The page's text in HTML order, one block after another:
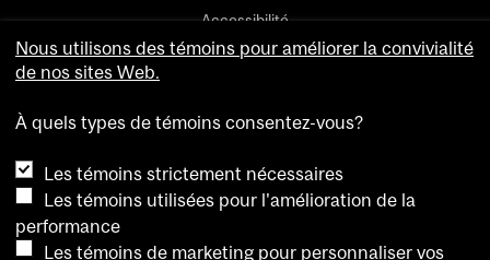
Accessibilité
Confidentialité
Paramètres des témoins
Pour nous joindre
Nous utilisons des témoins pour améliorer la convivialité
de nos sites Web.
À quels types de témoins consentez-vous?
Les témoins strictement nécessaires
Les témoins utilisées pour l'amélioration de la
performance
Les témoins de marketing pour personnaliser vos